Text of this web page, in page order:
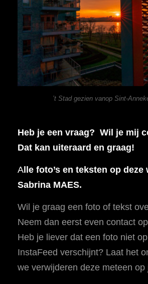
’t Stad gezien vanop Sint-
Heb je een vraag? Wil je mij
Dat kan uiteraard en graag!
A lle foto’s en teksten op
Sabrina MAES.
Wil je graag een foto of tekst
Neem dan eerst even contact
Heb je liever dat een foto niet
InstaFeed verschijnt? Laat het
we verwijderen deze meteen op